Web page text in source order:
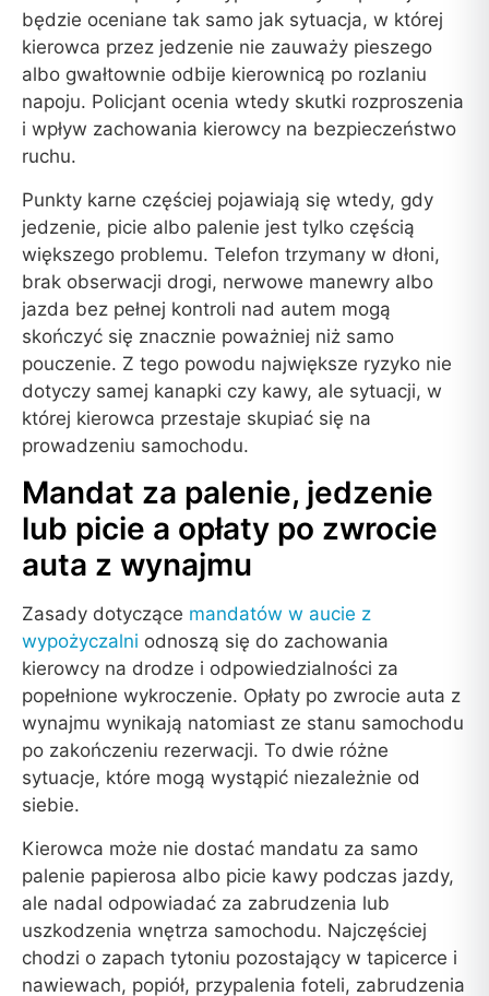
będzie oceniane tak samo jak sytuacja, w której
kierowca przez jedzenie nie zauważy pieszego
albo gwałtownie odbije kierownicą po rozlaniu
napoju. Policjant ocenia wtedy skutki rozproszenia
i wpływ zachowania kierowcy na bezpieczeństwo
ruchu.
Punkty karne częściej pojawiają się wtedy, gdy
jedzenie, picie albo palenie jest tylko częścią
większego problemu. Telefon trzymany w dłoni,
brak obserwacji drogi, nerwowe manewry albo
jazda bez pełnej kontroli nad autem mogą
skończyć się znacznie poważniej niż samo
pouczenie. Z tego powodu największe ryzyko nie
dotyczy samej kanapki czy kawy, ale sytuacji, w
której kierowca przestaje skupiać się na
prowadzeniu samochodu.
Mandat za palenie, jedzenie
lub picie a opłaty po zwrocie
auta z wynajmu
Zasady dotyczące mandatów w aucie z
wypożyczalni odnoszą się do zachowania
kierowcy na drodze i odpowiedzialności za
popełnione wykroczenie. Opłaty po zwrocie auta z
wynajmu wynikają natomiast ze stanu samochodu
po zakończeniu rezerwacji. To dwie różne
sytuacje, które mogą wystąpić niezależnie od
siebie.
Kierowca może nie dostać mandatu za samo
palenie papierosa albo picie kawy podczas jazdy,
ale nadal odpowiadać za zabrudzenia lub
uszkodzenia wnętrza samochodu. Najczęściej
chodzi o zapach tytoniu pozostający w tapicerce i
nawiewach, popiół, przypalenia foteli, zabrudzenia